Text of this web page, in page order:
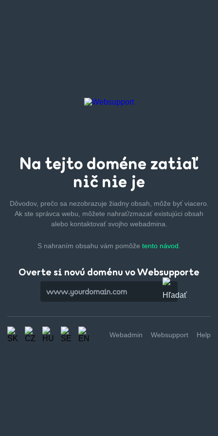
Na tejto doméne zatiaľ
nič nie je
Dôvodov, prečo sa nezobrazuje žiadny obsah, môže byťviacero.
Ak ste správca webu, môžete nahrať/zmazaťexistujúci obsah
alebo kontaktovať svojho webadmina.
S nahraním obsahu vám pomôže tento návod.
Overte si novú doménu vo Websupporte
Webadmin Websupport Help